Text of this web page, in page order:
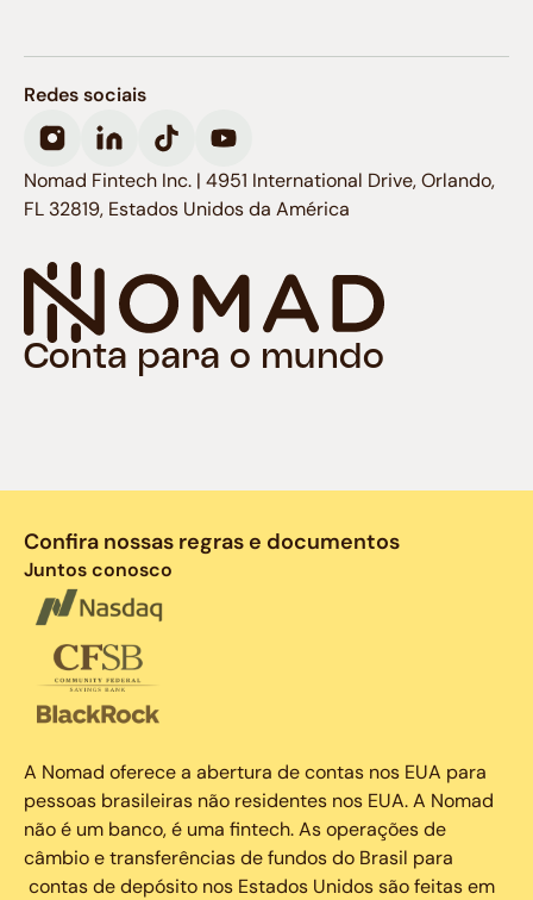
Conta para o mundo
Redes sociais
Nomad Fintech Inc. | 4951 International Drive, Orlando,
FL 32819, Estados Unidos da América
Confira nossas regras e documentos
Juntos conosco
A Nomad oferece a abertura de contas nos EUA para
pessoas brasileiras não residentes nos EUA. A Nomad
não é um banco, é uma fintech. As operações de
câmbio e transferências de fundos do Brasil para
contas de depósito nos Estados Unidos são feitas em